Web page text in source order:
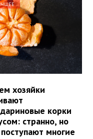
хозяйки
корки
странно, но
многие